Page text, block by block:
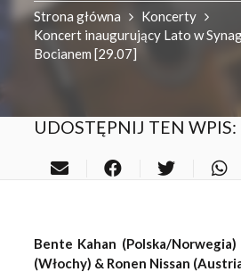
Strona główna
Koncerty
Koncert inaugurujący Lato w
Bocianem [29.07]
UDOSTĘPNIJ TEN WPIS:
Bente Kahan (Polska/
(Włochy) & Ronen Nissan